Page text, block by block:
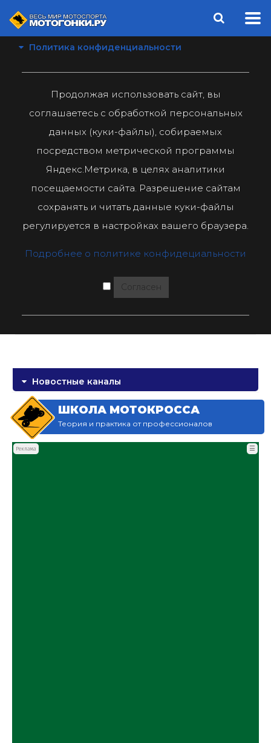
Политика конфиденциальности
Продолжая использовать сайт, вы
соглашаетесь с обработкой персональных
данных (куки-файлы), собираемых
посредством метрической программы
Яндекс.Метрика, в целях аналитики
посещаемости сайта. Разрешение сайтам
сохранять и читать данные куки-файлы
регулируется в настройках вашего браузера.
Подробнее о политике конфидециальности
Согласен
Новостные каналы
ШКОЛА МОТОКРОССА
Теория и практика от профессионалов
Реклама ☰